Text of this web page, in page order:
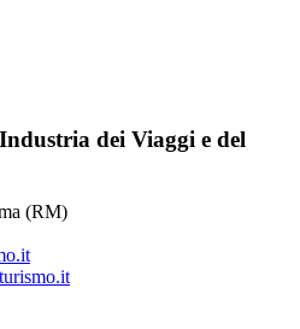
dei Viaggi e del
(RM)